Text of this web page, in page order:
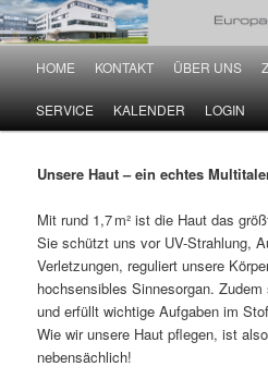
Zum Inhalt wechseln
Zum sekundären Inhalt wechseln
HOME KONTAKT ÜBER UNS
SERVICE KALENDER LOGIN
Unsere Haut – ein echtes
Mit rund 1,7 m² ist die Haut das
Sie schützt uns vor UV-Strahlung,
Verletzungen, reguliert unsere
hochsensibles Sinnesorgan.
und erfüllt wichtige Aufgaben im
Wie wir unsere Haut pflegen, ist
nebensächlich!